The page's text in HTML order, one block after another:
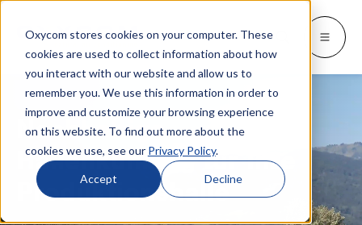
Oxycom stores cookies on your computer. These
cookies are used to collect information about how
you interact with our website and allow us to
remember you. We use this information in order to
improve and customize your browsing experience
on this website. To find out more about the
cookies we use, see our Privacy Policy.
Accept Decline
Produkte Produkte
IntrCooll: Adiabate Kühlung
Kühlung für die Industrie mit 90%
geringerem Energieverbrauch.
Go back
Industrien Industrien
INDUSTRIEN
Metallindustrie
Großbäckereien
Go back
Einblicke
Blog und Nachrichten
Whitepapers & Fallstudien
Downloads
Go back
Oxycom
Service
Vertriebspartner
Go back
Languages
SWITCH TO
English
Español
Go back
Nachhaltige
Hallenkühlung für Ihre
Produktionshalle